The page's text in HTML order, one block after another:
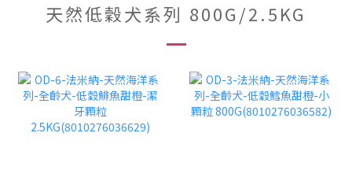
天然低穀犬系列 800G/2.5KG